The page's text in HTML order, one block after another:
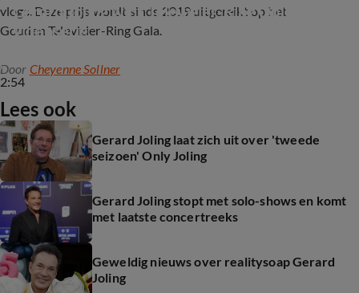
vlogs. Deze prijs wordt sinds 2019 uitgereikt op het
Gouden Televizier-Ring Gala.
2:54
Gerard Joling wint Televizier-Ring Online-
videoserie
Door Cheyenne Sollner
Lees ook
Gerard Joling laat zich uit over 'tweede
seizoen' Only Joling
Gerard Joling stopt met solo-shows en komt
met laatste concertreeks
Geweldig nieuws over realitysoap Gerard
Joling